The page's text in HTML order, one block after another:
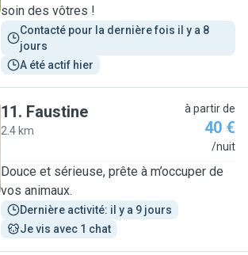
soin des vôtres !
Contacté pour la dernière fois il y a 8
jours
A été actif hier
11. Faustine
2.4 km
à partir de
40 €
/nuit
Douce et sérieuse, prête à m’occuper de
vos animaux.
Dernière activité: il y a 9 jours
Je vis avec 1 chat